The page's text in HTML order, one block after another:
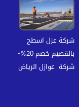
شركة عزل اسطح
بالقصيم خصم 20%-
شركة عوازل الرياض